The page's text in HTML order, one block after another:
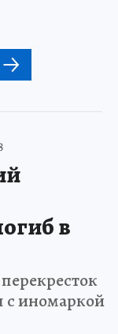
в
с иномаркой